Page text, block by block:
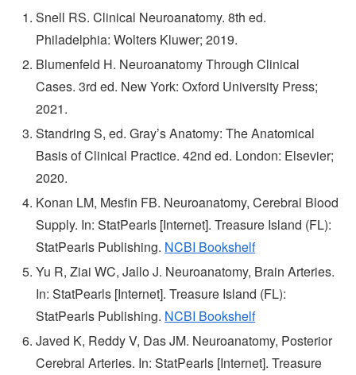
Snell RS. Clinical Neuroanatomy. 8th ed.
Philadelphia: Wolters Kluwer; 2019.
Blumenfeld H. Neuroanatomy Through Clinical
Cases. 3rd ed. New York: Oxford University Press;
2021.
Standring S, ed. Gray’s Anatomy: The Anatomical
Basis of Clinical Practice. 42nd ed. London: Elsevier;
2020.
Konan LM, Mesfin FB. Neuroanatomy, Cerebral Blood
Supply. In: StatPearls [Internet]. Treasure Island (FL):
StatPearls Publishing. NCBI Bookshelf
Yu R, Ziai WC, Jallo J. Neuroanatomy, Brain Arteries.
In: StatPearls [Internet]. Treasure Island (FL):
StatPearls Publishing. NCBI Bookshelf
Javed K, Reddy V, Das JM. Neuroanatomy, Posterior
Cerebral Arteries. In: StatPearls [Internet]. Treasure